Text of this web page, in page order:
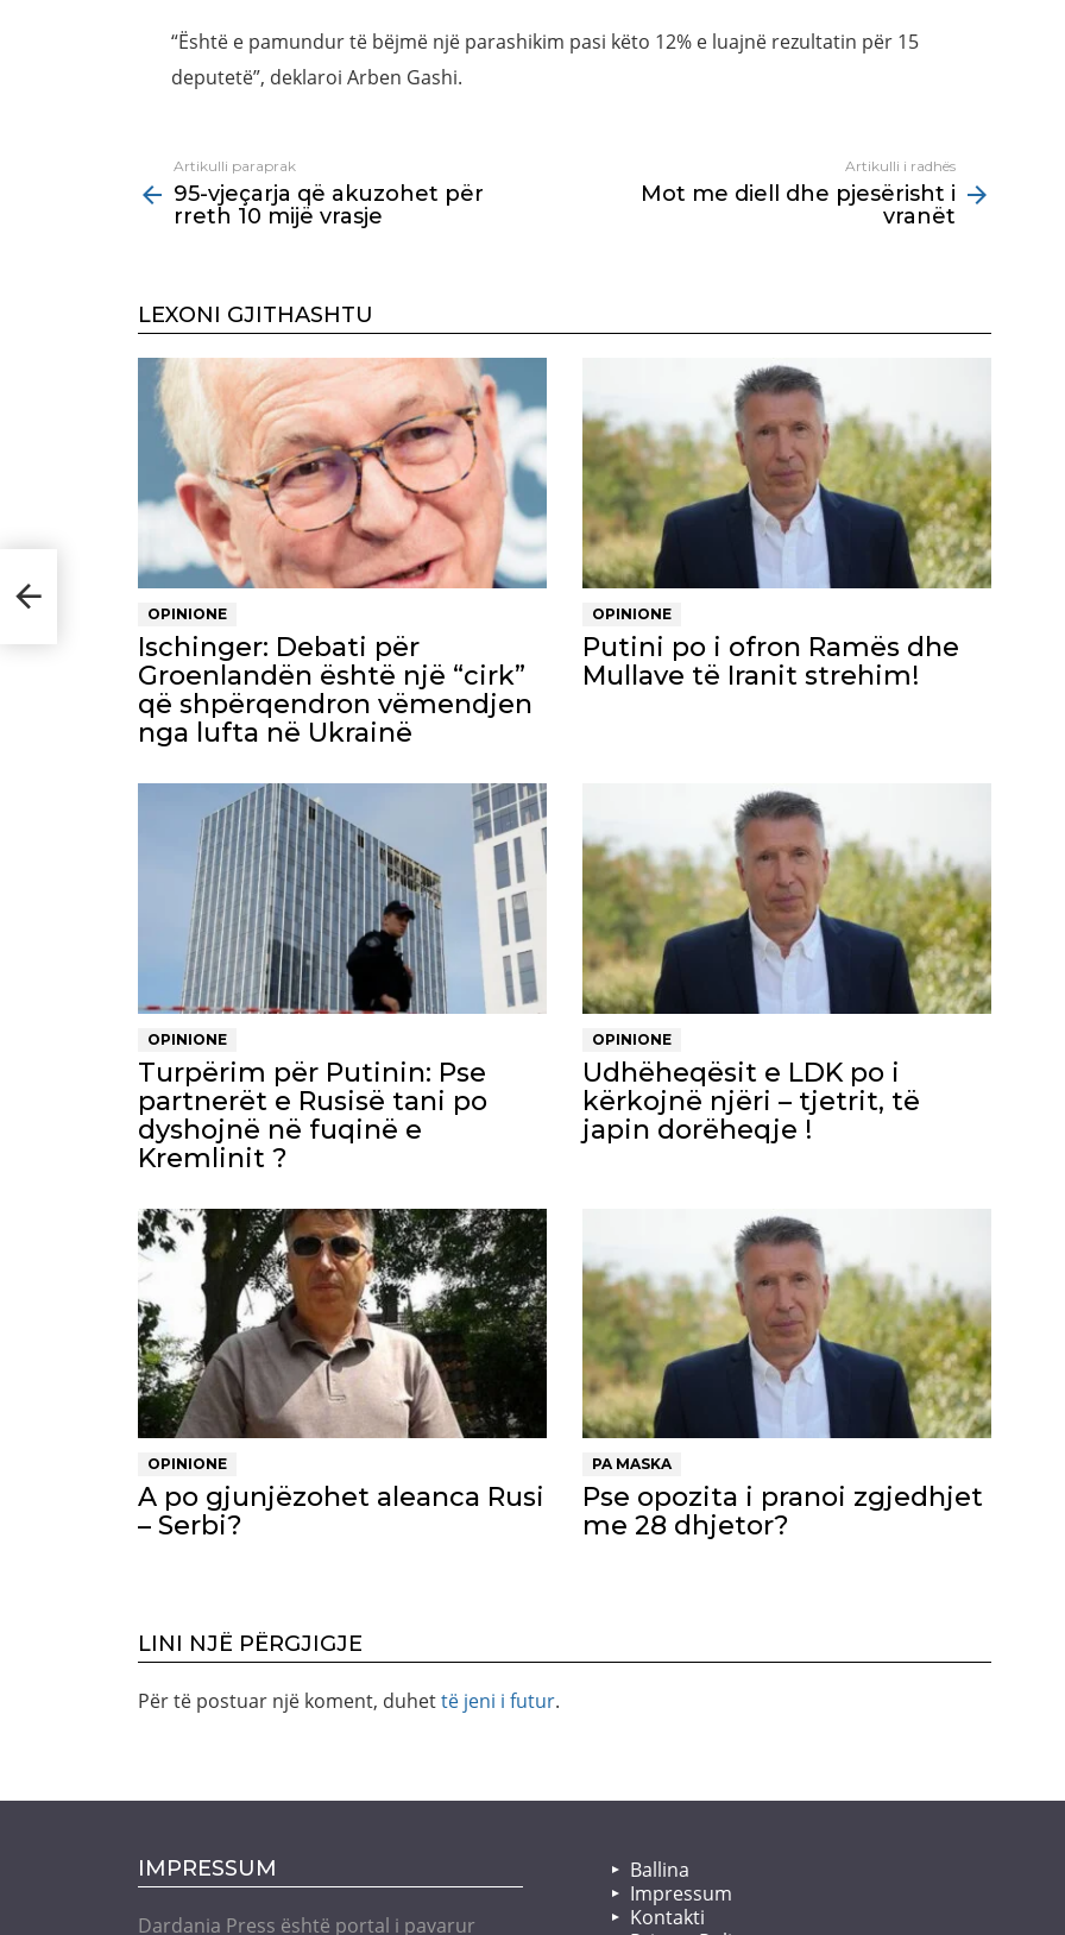
“Është e pamundur të bëjmë një parashikim pasi këto 12% e luajnë rezultatin për 15
deputetë”, deklaroi Arben Gashi.
more
Artikulli paraprak
95-vjeçarja që akuzohet për
rreth 10 mijë vrasje
Artikulli i radhës
Mot me diell dhe pjesërisht i
vranët
LEXONI GJITHASHTU
OPINIONE
Ischinger: Debati për
Groenlandën është një “cirk”
që shpërqendron vëmendjen
nga lufta në Ukrainë
OPINIONE
Putini po i ofron Ramës dhe
Mullave të Iranit strehim!
OPINIONE
Turpërim për Putinin: Pse
partnerët e Rusisë tani po
dyshojnë në fuqinë e
Kremlinit ?
OPINIONE
Udhëheqësit e LDK po i
kërkojnë njëri – tjetrit, të
japin dorëheqje !
OPINIONE
A po gjunjëzohet aleanca Rusi
– Serbi?
PA MASKA
Pse opozita i pranoi zgjedhjet
me 28 dhjetor?
LINI NJË PËRGJIGJE
Për të postuar një koment, duhettë jeni i futur.
IMPRESSUM
Dardania Press është portal i pavarur
Ballina
Impressum
Kontakti